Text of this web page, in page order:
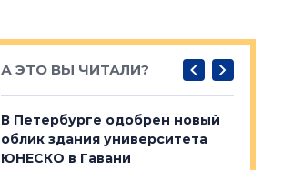
А ЭТО ВЫ ЧИТАЛИ?
В Петербурге одобрен новый
облик здания университета
ЮНЕСКО в Гавани